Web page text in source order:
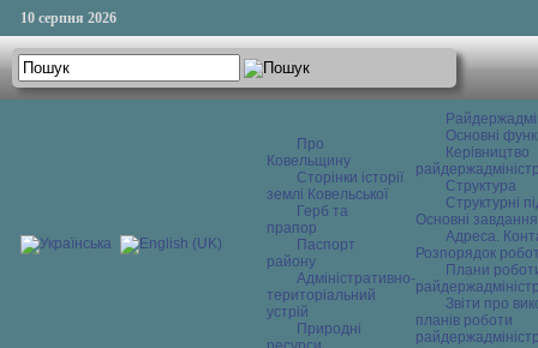
10 серпня 2026
Про
Ковельщину
Сторінки історії
землі Ковельської
Герб та
прапор
Паспорт
району
Адміністративно-
територіальний
устрій
Природні
Основні
Керівництво
Структура
Структурні
Основні завдання
Адреса.
Розпорядок
Плани
Звіти про
планів роботи